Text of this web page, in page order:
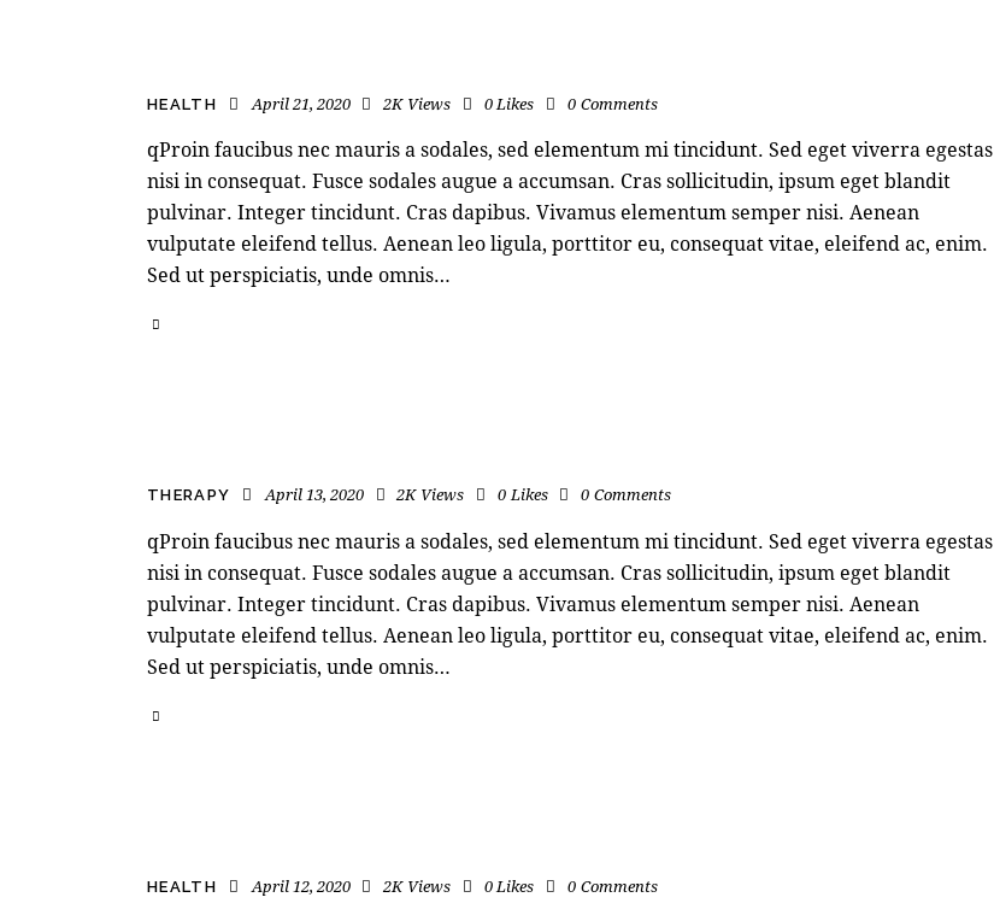
HEALTH April 21, 2020 2K Views 0 Likes 0 Comments
qProin faucibus nec mauris a sodales, sed elementum mi tincidunt. Sed eget viverra egestas
nisi in consequat. Fusce sodales augue a accumsan. Cras sollicitudin, ipsum eget blandit
pulvinar. Integer tincidunt. Cras dapibus. Vivamus elementum semper nisi. Aenean
vulputate eleifend tellus. Aenean leo ligula, porttitor eu, consequat vitae, eleifend ac, enim.
Sed ut perspiciatis, unde omnis…
THERAPY April 13, 2020 2K Views 0 Likes 0 Comments
qProin faucibus nec mauris a sodales, sed elementum mi tincidunt. Sed eget viverra egestas
nisi in consequat. Fusce sodales augue a accumsan. Cras sollicitudin, ipsum eget blandit
pulvinar. Integer tincidunt. Cras dapibus. Vivamus elementum semper nisi. Aenean
vulputate eleifend tellus. Aenean leo ligula, porttitor eu, consequat vitae, eleifend ac, enim.
Sed ut perspiciatis, unde omnis…
HEALTH April 12, 2020 2K Views 0 Likes 0 Comments